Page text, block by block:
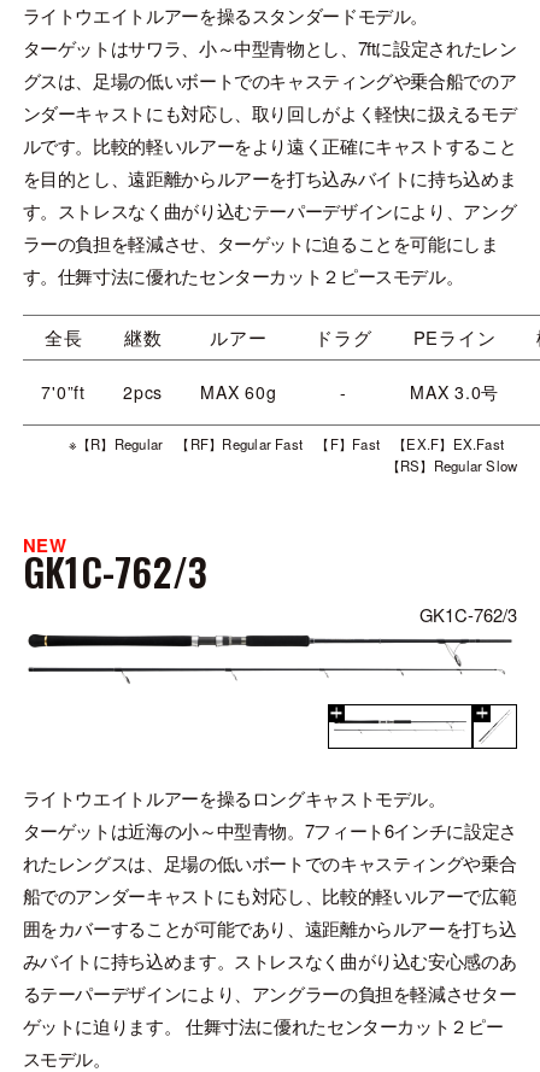
ライトウエイトルアーを操るスタンダードモデル。
ターゲットはサワラ、小～中型青物とし、7ftに設定されたレン
グスは、足場の低いボートでのキャスティングや乗合船でのア
ンダーキャストにも対応し、取り回しがよく軽快に扱えるモデ
ルです。比較的軽いルアーをより遠く正確にキャストすること
を目的とし、遠距離からルアーを打ち込みバイトに持ち込めま
す。ストレスなく曲がり込むテーパーデザインにより、アング
ラーの負担を軽減させ、ターゲットに迫ることを可能にしま
す。仕舞寸法に優れたセンターカット２ピースモデル。
全長 継数 ルアー ドラグ PEライン
7'0”ft 2pcs MAX 60g - MAX 3.0号
※【R】Regular 【RF】Regular Fast 【F】Fast 【EX.F】EX.Fast
【RS】Regular Slow
NEW
GK1C-762/3
GK1C-762/3
ライトウエイトルアーを操るロングキャストモデル。
ターゲットは近海の小～中型青物。7フィート6インチに設定さ
れたレングスは、足場の低いボートでのキャスティングや乗合
船でのアンダーキャストにも対応し、比較的軽いルアーで広範
囲をカバーすることが可能であり、遠距離からルアーを打ち込
みバイトに持ち込めます。ストレスなく曲がり込む安心感のあ
るテーパーデザインにより、アングラーの負担を軽減させター
ゲットに迫ります。 仕舞寸法に優れたセンターカット２ピー
スモデル。